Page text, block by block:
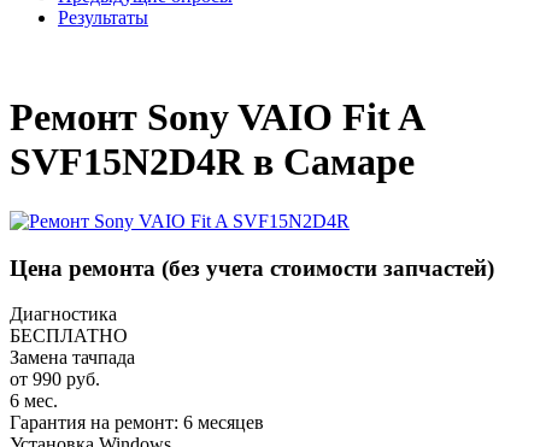
Результаты
Ремонт Sony VAIO Fit A
SVF15N2D4R в Самаре
Цена ремонта (без учета стоимости запчастей)
Диагностика
БЕСПЛАТНО
Замена тачпада
от 990 руб.
6 мес.
Гарантия на ремонт: 6 месяцев